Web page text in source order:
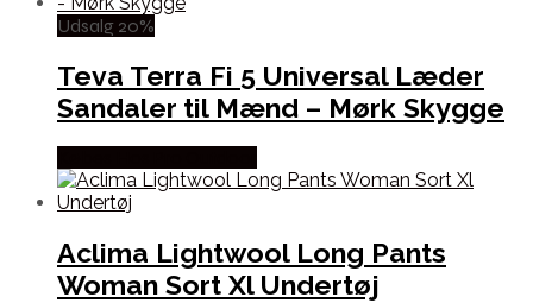
Udsalg 20%
Teva Terra Fi 5 Universal Læder
Sandaler til Mænd – Mørk Skygge
Aclima Lightwool Long Pants
Woman Sort Xl Undertøj